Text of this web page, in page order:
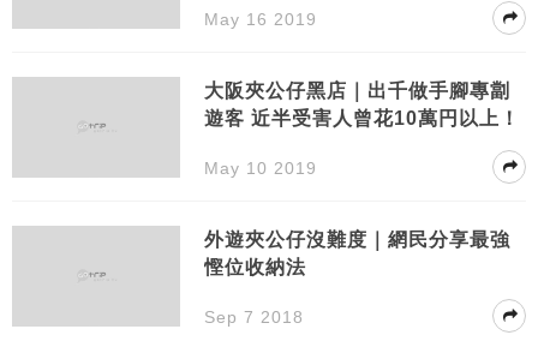
May 16 2019
大阪夾公仔黑店｜出千做手腳專劏
遊客 近半受害人曾花10萬円以上！
May 10 2019
外遊夾公仔沒難度｜網民分享最強
慳位收納法
Sep 7 2018